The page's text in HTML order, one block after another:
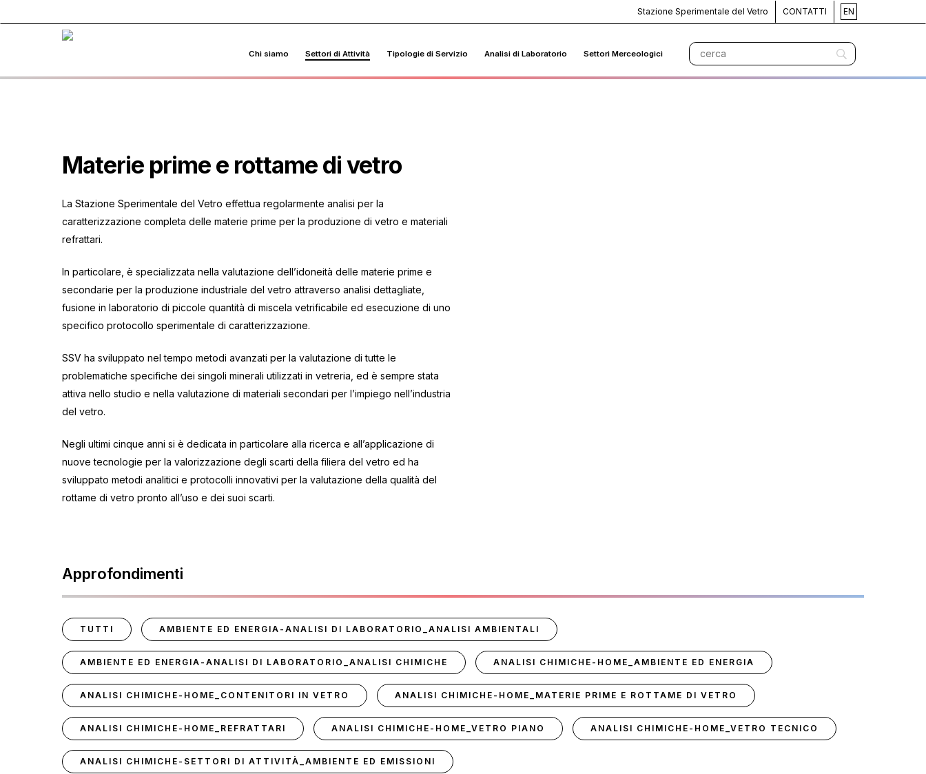
to
Stazione Sperimentale del Vetro CONTATTI EN
Chi siamo Settori di Attività Tipologie di Servizio Analisi di Laboratorio Settori Merceologici
Materie prime e rottame di vetro
La Stazione Sperimentale del Vetro effettua regolarmente analisi per la
caratterizzazione completa delle materie prime per la produzione di vetro e materiali
refrattari.
In particolare, è specializzata nella valutazione dell’idoneità delle materie prime e
secondarie per la produzione industriale del vetro attraverso analisi dettagliate,
fusione in laboratorio di piccole quantità di miscela vetrificabile ed esecuzione di uno
specifico protocollo sperimentale di caratterizzazione.
SSV ha sviluppato nel tempo metodi avanzati per la valutazione di tutte le
problematiche specifiche dei singoli minerali utilizzati in vetreria, ed è sempre stata
attiva nello studio e nella valutazione di materiali secondari per l’impiego nell’industria
del vetro.
Negli ultimi cinque anni si è dedicata in particolare alla ricerca e all’applicazione di
nuove tecnologie per la valorizzazione degli scarti della filiera del vetro ed ha
sviluppato metodi analitici e protocolli innovativi per la valutazione della qualità del
rottame di vetro pronto all’uso e dei suoi scarti.
Approfondimenti
TUTTI AMBIENTE ED ENERGIA-ANALISI DI LABORATORIO_ANALISI AMBIENTALI
AMBIENTE ED ENERGIA-ANALISI DI LABORATORIO_ANALISI CHIMICHE ANALISI CHIMICHE-HOME_AMBIENTE ED ENERGIA
ANALISI CHIMICHE-HOME_CONTENITORI IN VETRO ANALISI CHIMICHE-HOME_MATERIE PRIME E ROTTAME DI VETRO
ANALISI CHIMICHE-HOME_REFRATTARI ANALISI CHIMICHE-HOME_VETRO PIANO ANALISI CHIMICHE-HOME_VETRO TECNICO
ANALISI CHIMICHE-SETTORI DI ATTIVITÀ_AMBIENTE ED EMISSIONI